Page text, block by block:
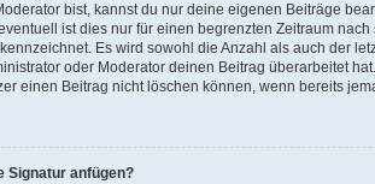
bist, kannst du nur deine eigenen Beiträge
ist dies nur für einen begrenzten Zeitraum
Es wird sowohl die Anzahl als auch der
oder Moderator deinen Beitrag überarbeitet
einen Beitrag nicht löschen können, wenn bereits
Signatur anfügen?